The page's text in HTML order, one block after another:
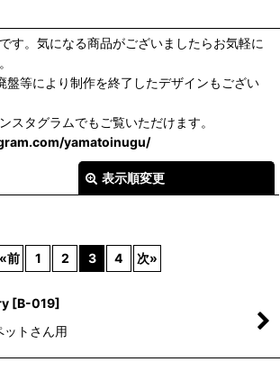
す。気になる商品がございましたらお気軽に
盤等により制作を終了したデザインもござい
スタグラムでもご覧いただけます。
yamatoinugu/
表示順変更
絞り込む
«前 1 2 3 4 次»
[B-019]
ットさん用